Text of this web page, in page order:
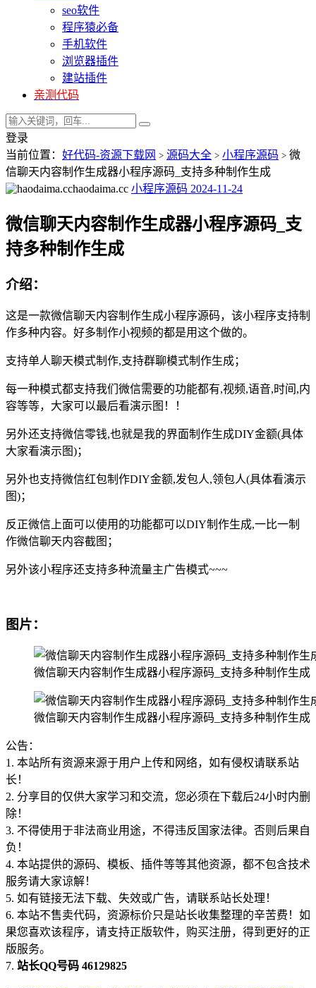
seo软件
程序猿必备
手机软件
浏览器插件
建站插件
亲测代码
登录
当前位置： 好代码-资源下载网 > 源码大全 > 小程序源码 > 微
信聊天内容制作生成器小程序源码_支持多种制作生成
haodaima.cc 小程序源码 2024-11-24
微信聊天内容制作生成器小程序源码_支
持多种制作生成
介绍：
这是一款微信聊天内容制作生成小程序源码，该小程序支持制
作多种内容。好多制作小视频的都是用这个做的。
支持单人聊天模式制作,支持群聊模式制作生成；
每一种模式都支持我们微信需要的功能都有,视频,语音,时间,内
容等等，大家可以最后看演示图！！
另外还支持微信零钱,也就是我的界面制作生成DIY金额(具体
大家看演示图)；
另外也支持微信红包制作DIY金额,发包人,领包人(具体看演示
图)；
反正微信上面可以使用的功能都可以DIY制作生成,一比一制
作微信聊天内容截图；
另外该小程序还支持多种流量主广告模式~~~
图片：
微信聊天内容制作生成器小程序源码_支持多种制作生成
微信聊天内容制作生成器小程序源码_支持多种制作生成
公告：
1. 本站所有资源来源于用户上传和网络，如有侵权请联系站
长！
2. 分享目的仅供大家学习和交流，您必须在下载后24小时内删
除！
3. 不得使用于非法商业用途，不得违反国家法律。否则后果自
负！
4. 本站提供的源码、模板、插件等等其他资源，都不包含技术
服务请大家谅解！
5. 如有链接无法下载、失效或广告，请联系站长处理！
6. 本站不售卖代码，资源标价只是站长收集整理的辛苦费！如
果您喜欢该程序，请支持正版软件，购买注册，得到更好的正
版服务。
7. 站长QQ号码 46129825